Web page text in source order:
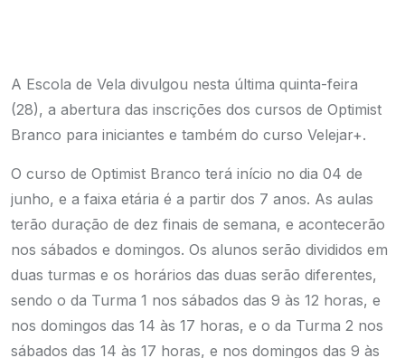
A Escola de Vela divulgou nesta última quinta-feira
(28), a abertura das inscrições dos cursos de Optimist
Branco para iniciantes e também do curso Velejar+.
O curso de Optimist Branco terá início no dia 04 de
junho, e a faixa etária é a partir dos 7 anos. As aulas
terão duração de dez finais de semana, e acontecerão
nos sábados e domingos. Os alunos serão divididos em
duas turmas e os horários das duas serão diferentes,
sendo o da Turma 1 nos sábados das 9 às 12 horas, e
nos domingos das 14 às 17 horas, e o da Turma 2 nos
sábados das 14 às 17 horas, e nos domingos das 9 às